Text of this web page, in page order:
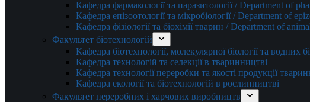
Кафедра фармакології та паразитології / Department of
Кафедра епізоотології та мікробіології / Department of
Кафедра фізіології та біохімії тварин / Department of
Факультет біотехнологій
Кафедра біотехнології, молекулярної біології та водних
Кафедра технологій та селекції в тваринництві
Кафедра технології переробки та якості продукції
Кафедра екології та біотехнологій в рослинництві
Факультет переробних і харчових виробництв